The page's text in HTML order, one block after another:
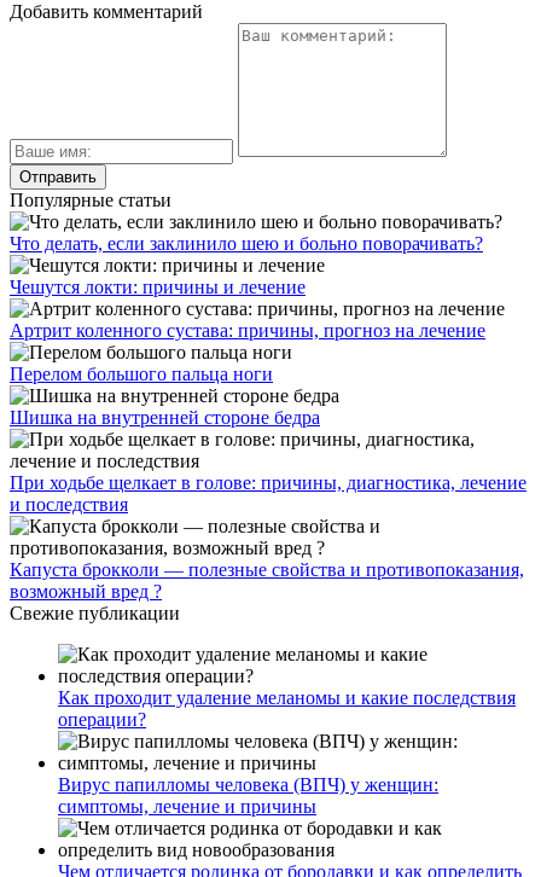
Добавить комментарий
Популярные статьи
Что делать, если заклинило шею и больно поворачивать?
Чешутся локти: причины и лечение
Артрит коленного сустава: причины, прогноз на лечение
Перелом большого пальца ноги
Шишка на внутренней стороне бедра
При ходьбе щелкает в голове: причины, диагностика, лечение
и последствия
Капуста брокколи — полезные свойства и противопоказания,
возможный вред ?
Свежие публикации
Как проходит удаление меланомы и какие последствия
операции?
Вирус папилломы человека (ВПЧ) у женщин:
симптомы, лечение и причины
Чем отличается родинка от бородавки и как определить